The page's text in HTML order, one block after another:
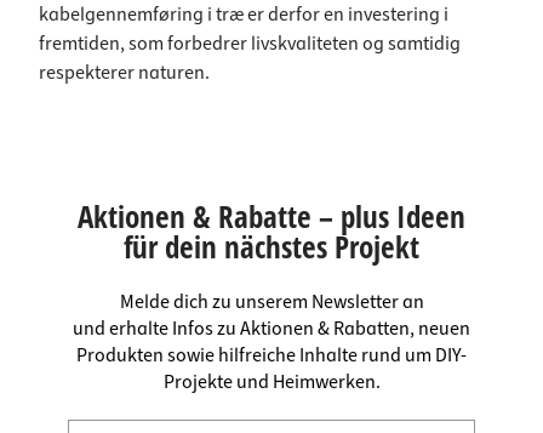
kabelgennemføring i træ er derfor en investering i
fremtiden, som forbedrer livskvaliteten og samtidig
respekterer naturen.
Aktionen & Rabatte – plus Ideen
für dein nächstes Projekt
Melde dich zu unserem Newsletter an
und erhalte Infos zu Aktionen & Rabatten, neuen
Produkten sowie hilfreiche Inhalte rund um DIY-
Projekte und Heimwerken.